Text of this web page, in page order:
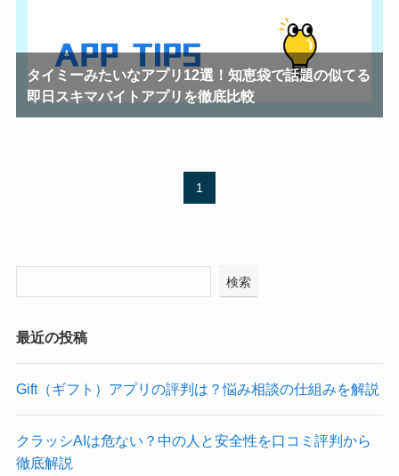
タイミーみたいなアプリ12選！知恵袋で話題の似てる
即日スキマバイトアプリを徹底比較
1
検索
最近の投稿
Gift（ギフト）アプリの評判は？悩み相談の仕組みを解説
クラッシAIは危ない？中の人と安全性を口コミ評判から
徹底解説